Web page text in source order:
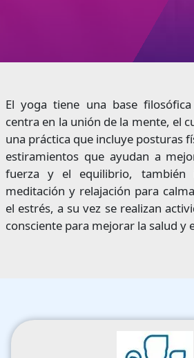
El yoga tiene una base
centra en la unión de la mente, el
una práctica que incluye posturas
estiramientos que ayudan a
fuerza y el equilibrio, también
meditación y relajación para
el estrés, a su vez se realizan
consciente para mejorar la salud y